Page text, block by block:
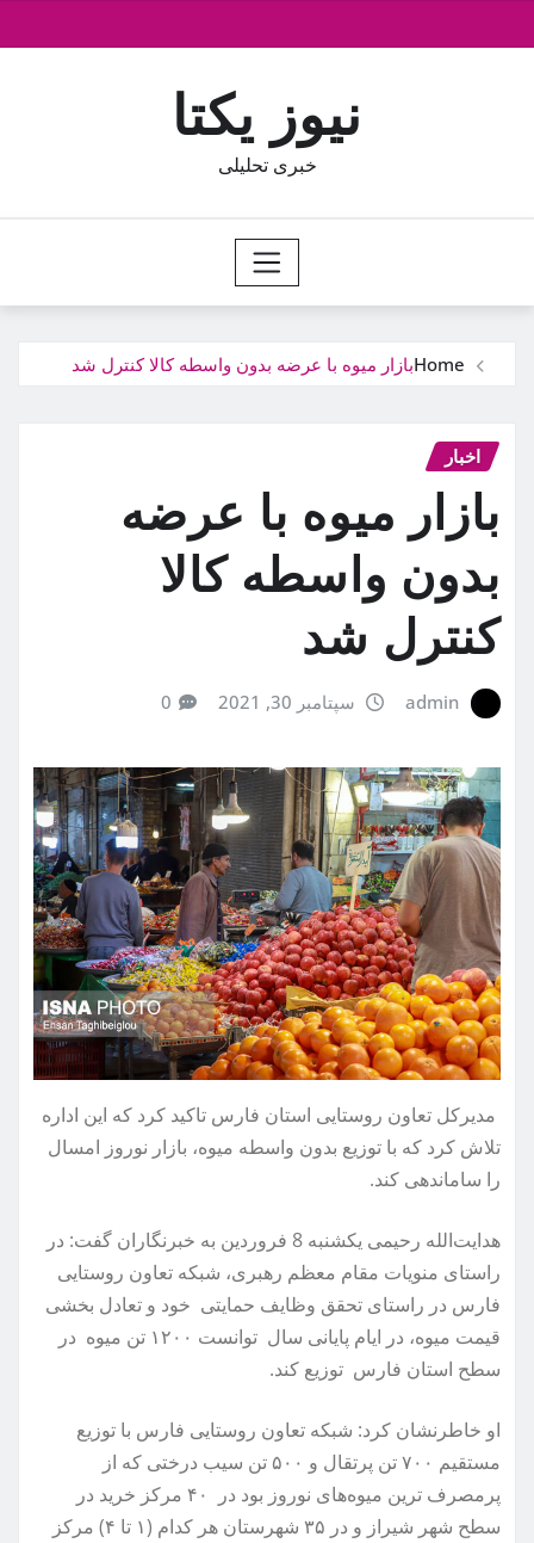
to
نیوز یکتا
خبری تحلیلی
Homeبازار میوه با عرضه بدون واسطه کالا کنترل شد
اخبار
بازار میوه با عرضه
بدون واسطه کالا
کنترل شد
admin سپتامبر 30, 2021 0
مدیرکل تعاون روستایی استان فارس تاکید کرد که این اداره
تلاش کرد که با توزیع بدون واسطه میوه، بازار نوروز امسال
را ساماندهی کند.
هدایت‌الله رحیمی یکشنبه 8 فروردین به خبرنگاران گفت: در
راستای منویات مقام معظم رهبری، شبکه تعاون روستایی
فارس در راستای تحقق وظایف حمایتی خود و تعادل بخشی
قیمت میوه، در ایام پایانی سال توانست ۱۲۰۰ تن میوه در
سطح استان فارس توزیع کند.
او خاطرنشان کرد: شبکه تعاون روستایی فارس با توزیع
مستقیم ۷۰۰ تن پرتقال و ۵۰۰ تن سیب درختی که از
پرمصرف ترین میوه‌های نوروز بود در ۴۰ مرکز خرید در
سطح شهر شیراز و در ۳۵ شهرستان هر کدام (۱ تا ۴) مرکز